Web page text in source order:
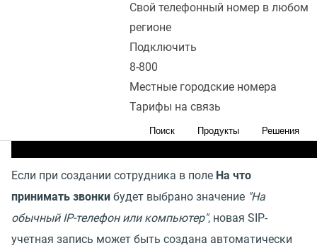
Свой телефонный номер в любом
регионе
Подключить
8-800
Местные городские номера
Тарифы на связь
Поиск Продукты Решения
Если при создании сотрудника в поле На что
принимать звонки будет выбрано значение "На
обычный IP-телефон или компьютер", новая SIP-
учетная запись может быть создана автоматически